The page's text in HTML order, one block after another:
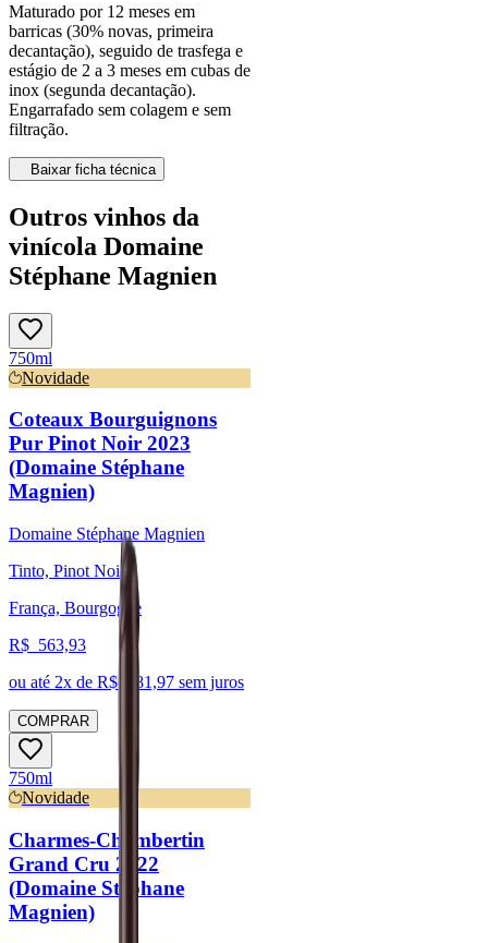
Maturado por 12 meses em
barricas (30% novas, primeira
decantação), seguido de trasfega e
estágio de 2 a 3 meses em cubas de
inox (segunda decantação).
Engarrafado sem colagem e sem
filtração.
Baixar ficha técnica
Outros vinhos da
vinícola Domaine
Stéphane Magnien
750ml
Novidade
Coteaux Bourguignons
Pur Pinot Noir 2023
(Domaine Stéphane
Magnien)
Domaine Stéphane Magnien
Tinto, Pinot Noir
França, Bourgogne
R$ 563,93
ou até 2x de R$ 281,97 sem juros
COMPRAR
750ml
Novidade
Charmes-Chambertin
Grand Cru 2022
(Domaine Stéphane
Magnien)